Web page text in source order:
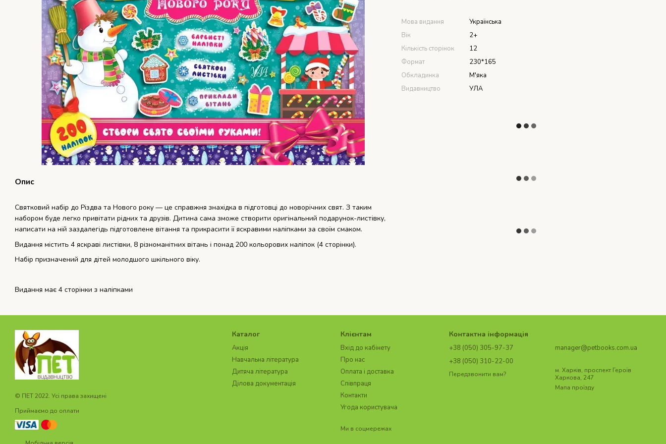
Опис
Святковий набір до Різдва та Нового року — це справжня знахідка в підготовці до новорічних свят. З таким
набором буде легко привітати рідних та друзів. Дитина сама зможе створити оригінальний подарунок-листівку,
написати на ній заздалегідь підготовлене вітання та прикрасити її яскравими наліпками за своїм смаком.
Видання містить 4 яскраві листівки, 8 різноманітних вітань і понад 200 кольорових наліпок (4 сторінки).
Набір призначений для дітей молодшого шкільного віку.
Видання має 4 сторінки з наліпками
Мова видання
Українська
Вік
2+
Кількість сторінок
12
Формат
230*165
Обкладинка
М'яка
Видавництво
УЛА
© ПET 2022. Усі права захищені
Приймаємо до оплати
Каталог
Акція
Навчальна література
Дитяча література
Ділова документація
Клієнтам
Вхід до кабінету
Про нас
Оплата і доставка
Співпраця
Контакти
Угода користувача
Ми в соцмережах
Контактна інформація
+38 (050) 305-97-37
+38 (050) 310-22-00
Передзвонити вам?
manager@petbooks.com.ua
м. Харків, проспект Героїв
Харкова, 247
Мапа проїзду